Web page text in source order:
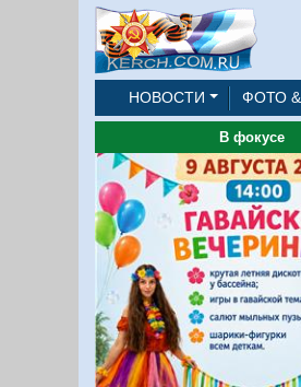
НОВОСТИ ФОТО
В фокусе